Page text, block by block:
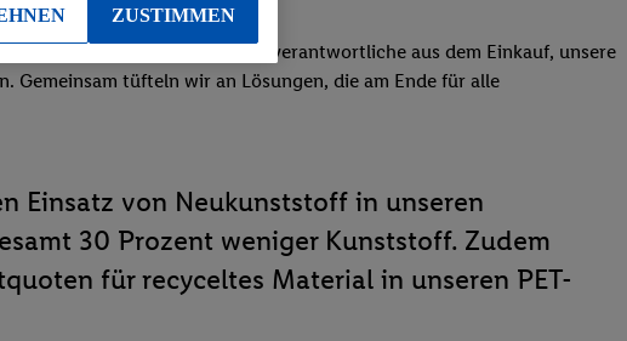
Leute zusammen: Produktverantwortliche aus dem Einkauf, unsere
Gemeinsam tüfteln wir an Lösungen, die am Ende für alle
Einsatz von Neukunststoff in unseren
30 Prozent weniger Kunststoff. Zudem
für recyceltes Material in unseren PET-
ZUSTIMMEN